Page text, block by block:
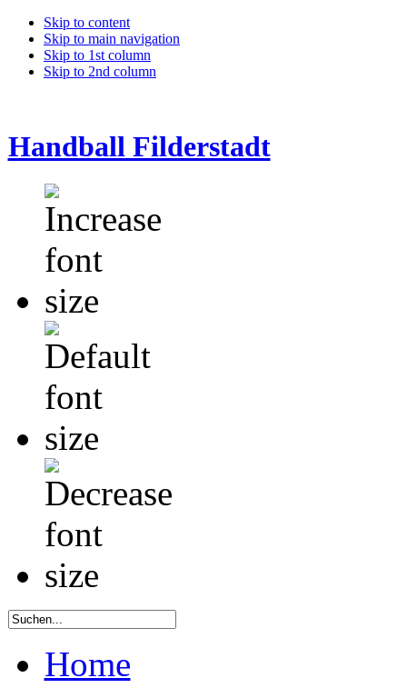
Skip to content
Skip to main navigation
Skip to 1st column
Skip to 2nd column
Handball Filderstadt
Home